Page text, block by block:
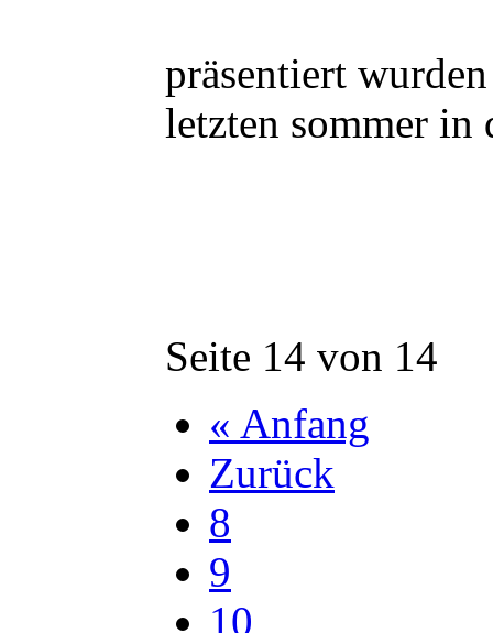
präsentiert
letzten sommer in
Seite 14 von 14
« Anfang
Zurück
8
9
10